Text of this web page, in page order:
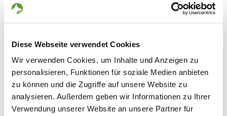
Diese Webseite verwendet Cookies
Wir verwenden Cookies, um Inhalte und Anzeigen zu
personalisieren, Funktionen für soziale Medien anbieten
zu können und die Zugriffe auf unsere Website zu
analysieren. Außerdem geben wir Informationen zu Ihrer
Verwendung unserer Website an unsere Partner für
Kempenerstr. 110
OG - Mariadorf-Weiden
Details
Am Kiesschacht 11
52477 Alsdorf-Mariadorf